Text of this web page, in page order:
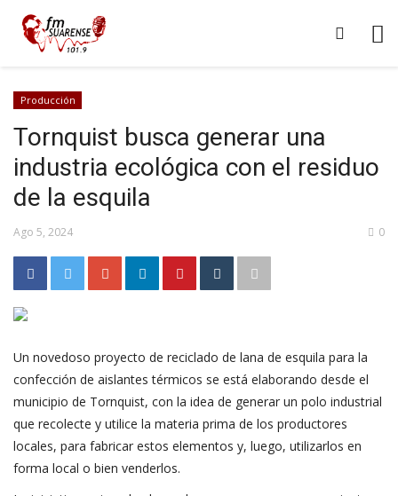
Producción
Tornquist busca generar una
industria ecológica con el residuo
de la esquila
Ago 5, 2024 0
Un novedoso proyecto de reciclado de lana de esquila para la
confección de aislantes térmicos se está elaborando desde el
municipio de Tornquist, con la idea de generar un polo industrial
que recolecte y utilice la materia prima de los productores
locales, para fabricar estos elementos y, luego, utilizarlos en
forma local o bien venderlos.